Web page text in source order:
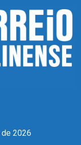
de 2026